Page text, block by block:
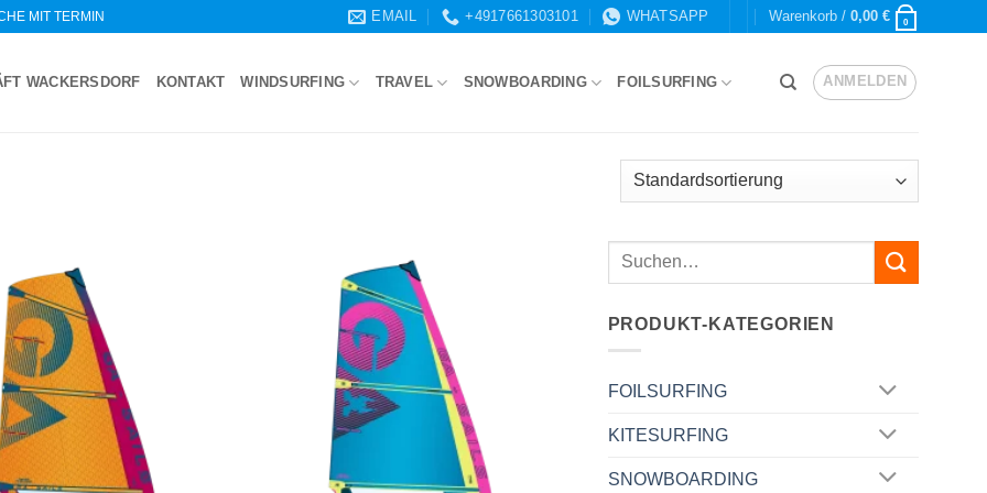
MIT TERMIN EMAIL +4917661303101 WHATSAPP Warenkorb / 0,00 € 0
WACKERSDORF KONTAKT WINDSURFING TRAVEL SNOWBOARDING FOILSURFING ANMELDEN
PRODUKT-KATEGORIEN
FOILSURFING
KITESURFING
SNOWBOARDING